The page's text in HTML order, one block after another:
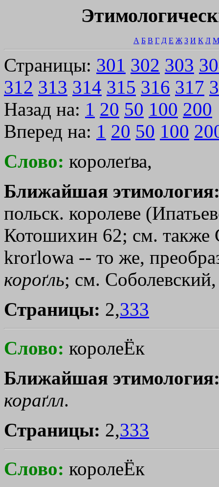
А Б В Г Д Е Ж З И К Л М
Страницы: 301 302 303
312 313 314 315 316 317
Назад на: 1 20 50 100 200
Вперед на: 1 20 50 100
Слово: королеґва,
Ближайшая
польск. королеве
Котошихин 62; см. также
kroґlowa -- то же,
короґль; см.
Страницы: 2,333
Слово: королеЁк
Ближайшая
кораґлл.
Страницы: 2,333
Слово: королеЁк